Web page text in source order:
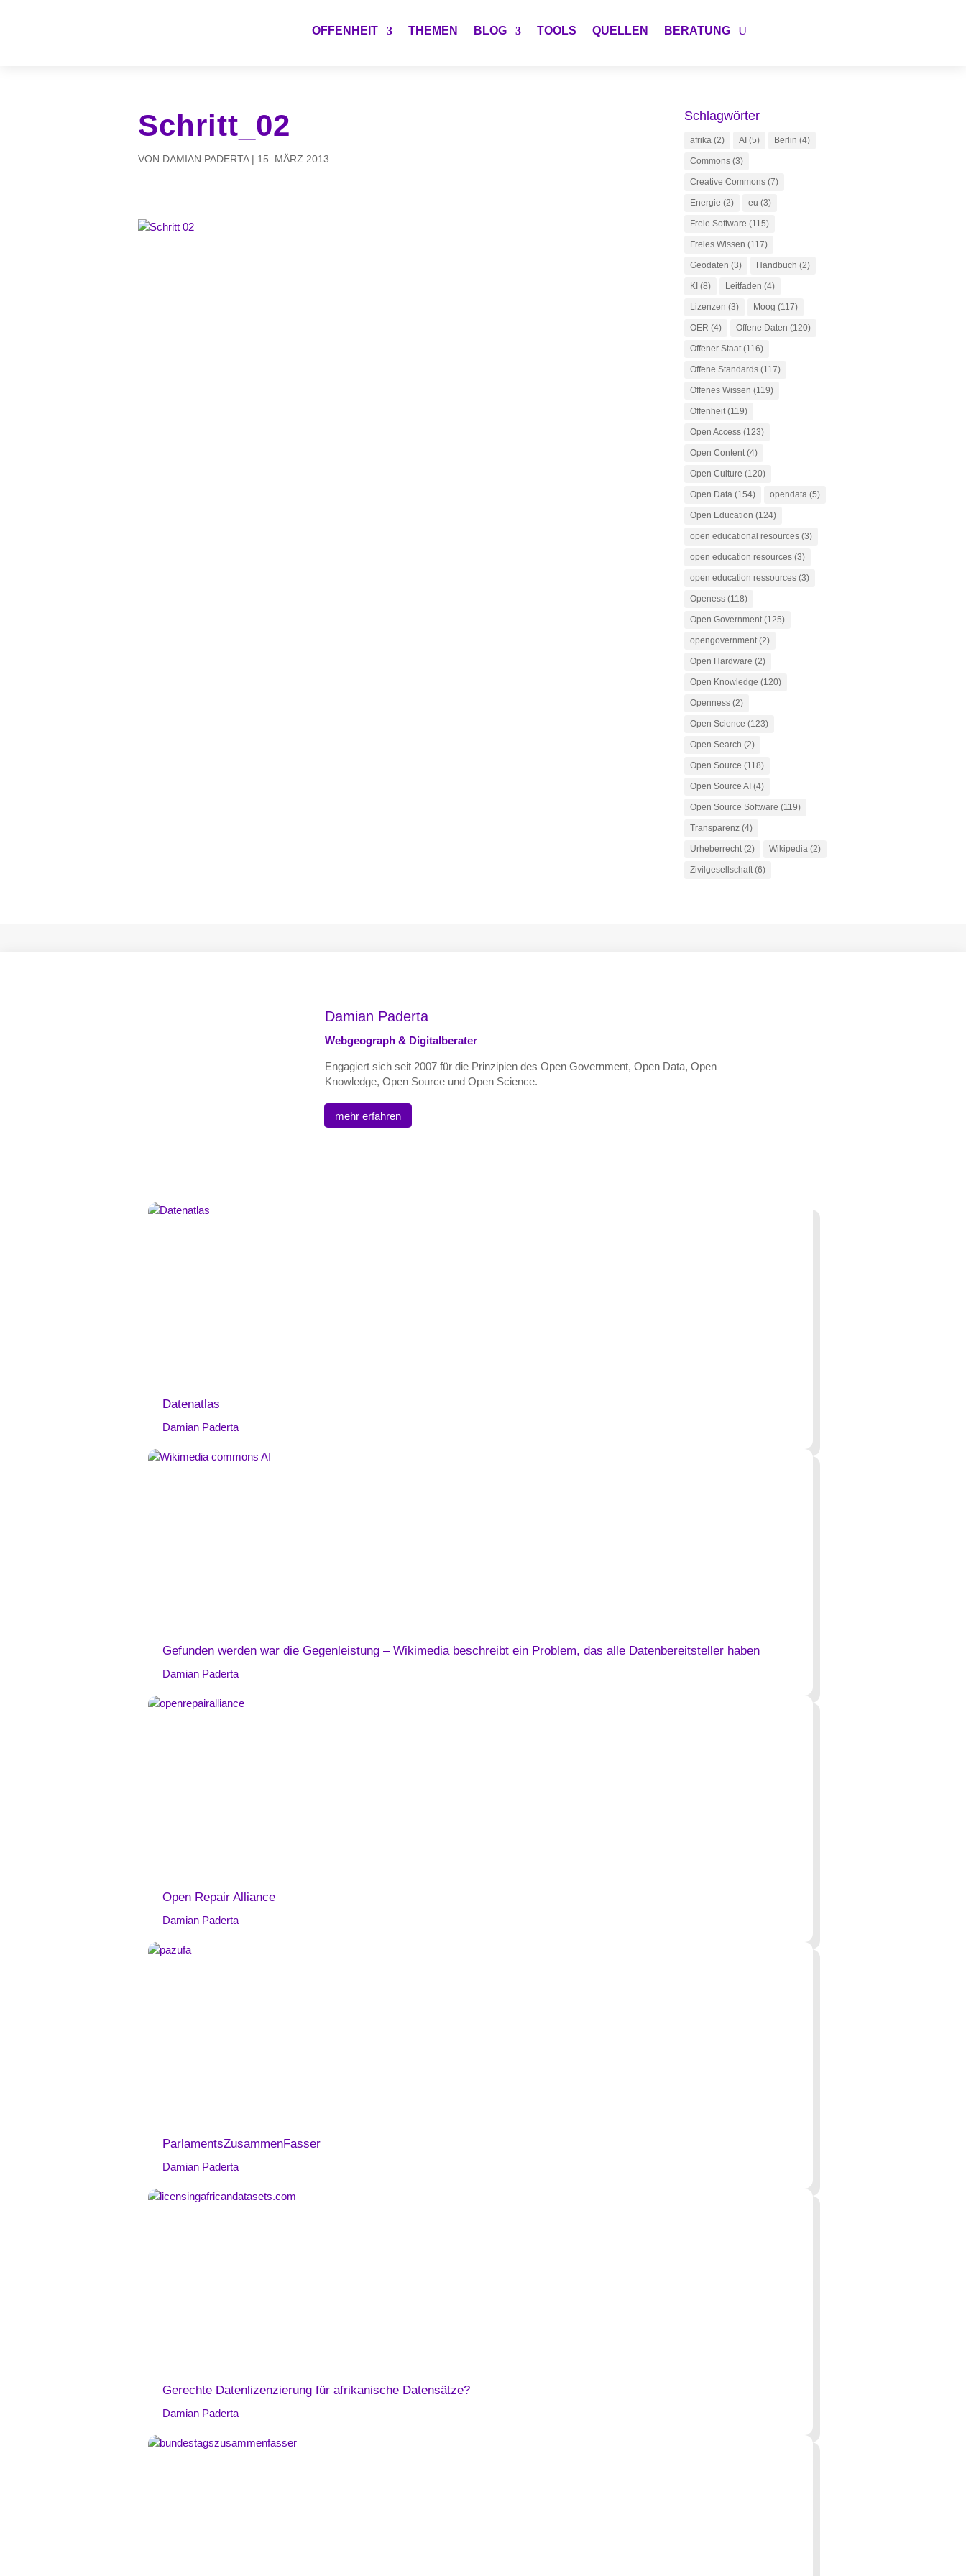
OFFENHEIT THEMEN BLOG TOOLS QUELLEN BERATUNG
Schritt_02
VON DAMIAN PADERTA| 15. MÄRZ 2013
Schlagwörter
afrika(2) AI (5) Berlin (4)
Commons(3)
Creative Commons(7)
Energie (2) eu (3)
Freie Software (115)
Freies Wissen (117)
Geodaten (3) Handbuch (2)
KI (8) Leitfaden (4)
Lizenzen (3) Moog (117)
OER (4) Offene Daten (120)
Offener Staat(116)
Offene Standards(117)
Offenes Wissen (119)
Offenheit(119)
Open Access(123)
Open Content(4)
Open Culture (120)
Open Data(154) opendata(5)
Open Education (124)
open educational resources(3)
open education resources(3)
open education ressources(3)
Openess(118)
Open Government(125)
opengovernment(2)
Open Hardware (2)
Open Knowledge (120)
Openness(2)
Open Science (123)
Open Search (2)
Open Source (118)
Open Source AI (4)
Open Source Software (119)
Transparenz(4)
Urheberrecht(2) Wikipedia(2)
Zivilgesellschaft(6)
Damian Paderta
Webgeograph & Digitalberater
Engagiert sich seit 2007 für die Prinzipien des Open Government, Open Data, Open
Knowledge, Open Source und Open Science.
mehr erfahren
Datenatlas
Damian Paderta
Gefunden werden war die Gegenleistung – Wikimedia beschreibt ein Problem, das alle Datenbereitsteller haben
Damian Paderta
Open Repair Alliance
Damian Paderta
ParlamentsZusammenFasser
Damian Paderta
Gerechte Datenlizenzierung für afrikanische Datensätze?
Damian Paderta